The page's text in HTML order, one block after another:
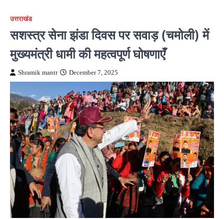
उत्तराखंड
सशस्त्र सेना झंडा दिवस पर सवाड़ (चमोली) में
मुख्यमंत्री धामी की महत्वपूर्ण घोषणाएँ
Shramik mantr December 7, 2025